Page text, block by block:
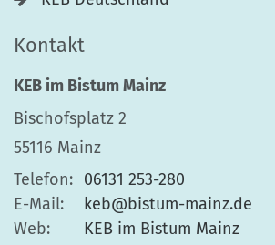
Kontakt
KEB im Bistum Mainz
Bischofsplatz 2
55116 Mainz
Telefon: 06131 253-280
E-Mail:
keb@bistum-mainz.de
Web:
KEB im Bistum Mainz